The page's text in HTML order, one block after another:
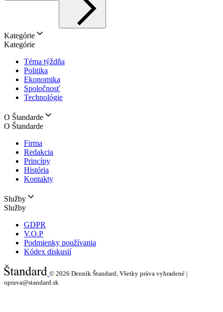
Kategórie
Kategórie
Téma týždňa
Politika
Ekonomika
Spoločnosť
Technológie
O Štandarde
O Štandarde
Firma
Redakcia
Princípy
História
Kontakty
Služby
Služby
GDPR
V.O.P
Podmienky používania
Kódex diskusií
© 2026 Denník Štandard, Všetky práva vyhradené |
oprava@standard.sk